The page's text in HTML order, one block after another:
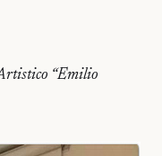
“Emilio